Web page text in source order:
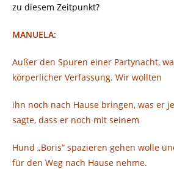
zu diesem Zeitpunkt?
MANUELA:
Außer den Spuren einer Partynacht,
körperlicher Verfassung. Wir wollten
ihn noch nach Hause bringen, was er
sagte, dass er noch mit seinem
Hund „Boris“ spazieren gehen wolle
für den Weg nach Hause nehme.